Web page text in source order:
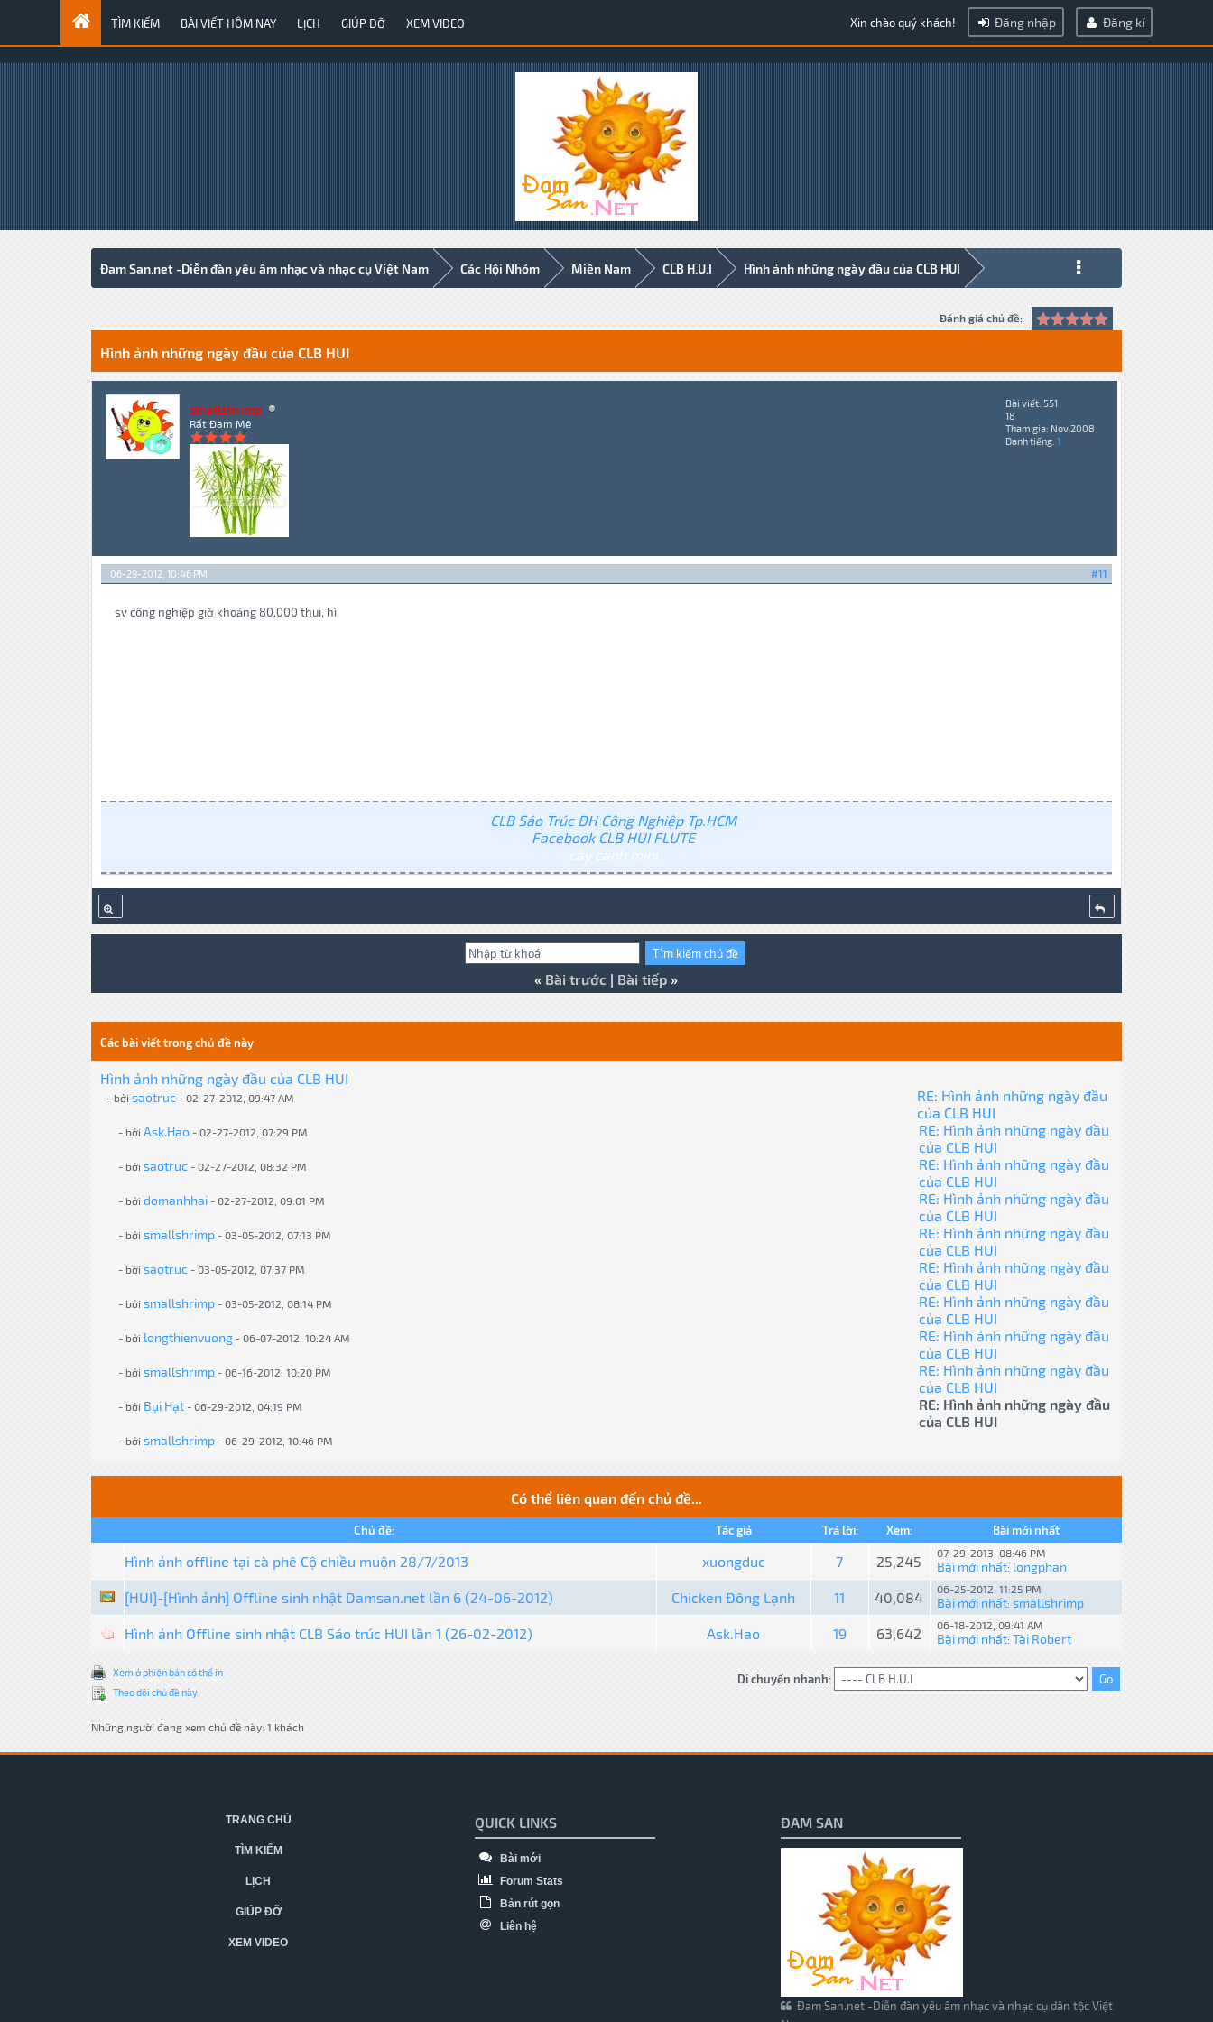
TÌM KIẾM BÀI VIẾT HÔM NAY LỊCH GIÚP ĐỠ XEM VIDEO Xin chào quý khách! Đăng nhập Đăng kí
Đam San.net -Diễn đàn yêu âm nhạc và nhạc cụ Việt Nam Các Hội Nhóm Miền Nam CLB H.U.I Hình ảnh những ngày đầu của CLB HUI
Đánh giá chủ đề:
3 Votes - 4.67 Average
1
2
3
4
5
Hình ảnh những ngày đầu của CLB HUI
smallshrimp
Rất Đam Mê
Bài viết: 551
18
Tham gia: Nov 2008
Danh tiếng: 1
#11
06-29-2012, 10:46 PM
sv công nghiệp giờ khoảng 80.000 thui, hì
CLB Sáo Trúc ĐH Công Nghiệp Tp.HCM
Facebook CLB HUI FLUTE
cây cảnh mini
« Bài trước | Bài tiếp »
Các bài viết trong chủ đề này
Hình ảnh những ngày đầu của CLB HUI
- bởi saotruc - 02-27-2012, 09:47 AM
RE: Hình ảnh những ngày đầu
của CLB HUI
- bởi Ask.Hao- 02-27-2012, 07:29 PM
RE: Hình ảnh những ngày đầu
của CLB HUI
- bởi saotruc - 02-27-2012, 08:32 PM
RE: Hình ảnh những ngày đầu
của CLB HUI
- bởi domanhhai- 02-27-2012, 09:01 PM
RE: Hình ảnh những ngày đầu
của CLB HUI
- bởi smallshrimp- 03-05-2012, 07:13 PM
RE: Hình ảnh những ngày đầu
của CLB HUI
- bởi saotruc - 03-05-2012, 07:37 PM
RE: Hình ảnh những ngày đầu
của CLB HUI
- bởi smallshrimp- 03-05-2012, 08:14 PM
RE: Hình ảnh những ngày đầu
của CLB HUI
- bởi longthienvuong- 06-07-2012, 10:24 AM
RE: Hình ảnh những ngày đầu
của CLB HUI
- bởi smallshrimp- 06-16-2012, 10:20 PM
RE: Hình ảnh những ngày đầu
của CLB HUI
- bởi Bụi Hạt- 06-29-2012, 04:19 PM
RE: Hình ảnh những ngày đầu
của CLB HUI
- bởi smallshrimp- 06-29-2012, 10:46 PM
Có thể liên quan đến chủ đề...
Chủ đề: Tác giả Trả lời: Xem: Bài mới nhất
Hình ảnh offline tại cà phê Cộ chiều muộn 28/7/2013 xuongduc 7 25,245 07-29-2013, 08:46 PM
Bài mới nhất: longphan
[HUI]-[Hình ảnh] Offline sinh nhật Damsan.net lần 6 (24-06-2012) Chicken Đông Lạnh 11 40,084 06-25-2012, 11:25 PM
Bài mới nhất: smallshrimp
Hình ảnh Offline sinh nhật CLB Sáo trúc HUI lần 1 (26-02-2012) Ask.Hao 19 63,642 06-18-2012, 09:41 AM
Bài mới nhất: Tài Robert
Xem ở phiên bản có thể in
Theo dõi chủ đề này
Di chuyển nhanh:
Những người đang xem chủ đề này: 1 khách
TRANG CHỦ
TÌM KIẾM
LỊCH
GIÚP ĐỠ
XEM VIDEO
QUICK LINKS
Bài mới
Forum Stats
Bản rút gọn
Liên hệ
ĐAM SAN
Đam San.net -Diễn đàn yêu âm nhạc và nhạc cụ dân tộc Việt